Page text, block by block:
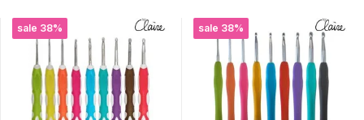
Uitverkocht
Uitverkocht
sale 38% sale 38%